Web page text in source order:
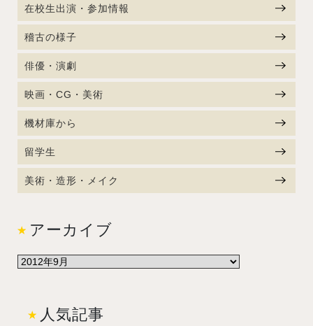
在校生出演・参加情報
稽古の様子
俳優・演劇
映画・CG・美術
機材庫から
留学生
美術・造形・メイク
アーカイブ
人気記事